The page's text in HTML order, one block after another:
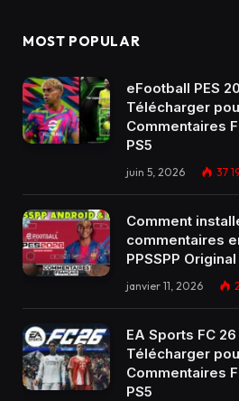
MOST POPULAR
eFootball PES
Télécharger
Commentaires
PS5
juin 5, 2026 37
Comment
commentaires
PPSSPP
janvier 11, 2026
EA Sports FC 26
Télécharger
Commentaires
PS5